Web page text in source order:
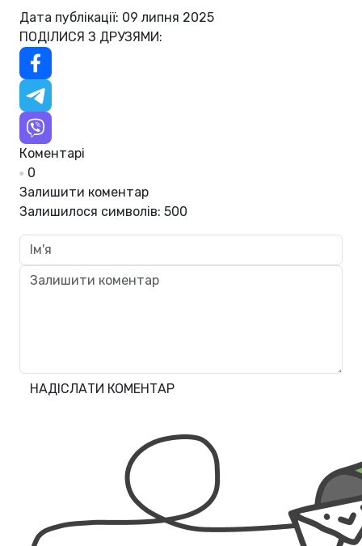
Дата публікації: 09 липня 2025
ПОДІЛИСЯ З ДРУЗЯМИ:
Коментарі
0
Залишити коментар
Залишилося символів: 500
НАДІСЛАТИ КОМЕНТАР